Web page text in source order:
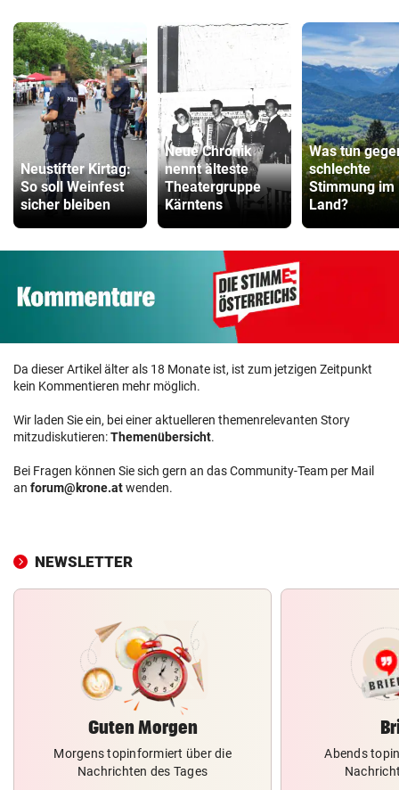
Neustifter Kirtag:
So soll Weinfest
sicher bleiben
Neue Chronik
nennt älteste
Theatergruppe
Kärntens
Was tun
schlechte
Stimmung im
Land?
Da dieser Artikel älter als 18 Monate ist, ist zum jetzigen Zeitpunkt
kein Kommentieren mehr möglich.
Wir laden Sie ein, bei einer aktuelleren themenrelevanten Story
mitzudiskutieren:Themenübersicht.
Bei Fragen können Sie sich gern an das Community-Team per Mail
an forum@krone.atwenden.
NEWSLETTER
Guten Morgen
Morgens topinformiert über die
Nachrichten des Tages
Abends